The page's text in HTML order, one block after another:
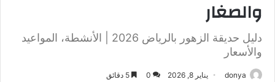
والصغار
دليل حديقة الزهور بالرياض 2026 | الأنشطة، المواعيد
والأسعار
donya يناير 8, 2026 0